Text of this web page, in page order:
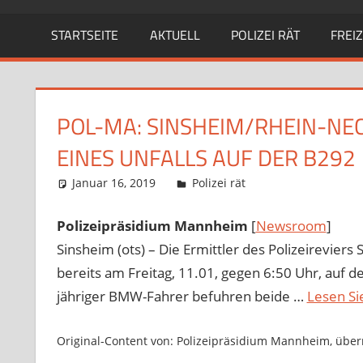
STARTSEITE AKTUELL POLIZEI RÄT
POL-MA: SINSHEIM/RHEIN-
EINES UNFALLS AUF DER B292
Januar 16, 2019 Richard Uhl
Polizei rät
Polizeipräsidium Mannheim [Newsroom]
Sinsheim (ots) – Die Ermittler des Polizeireviers
bereits am Freitag, 11.01, gegen 6:50 Uhr, auf
jähriger BMW-Fahrer befuhren beide … Lesen
Original-Content von: Polizeipräsidium Mannheim,